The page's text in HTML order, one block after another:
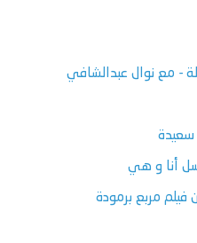
- مع نوال عبدالشافي
أنا و هي
فيلم مربع برمودة